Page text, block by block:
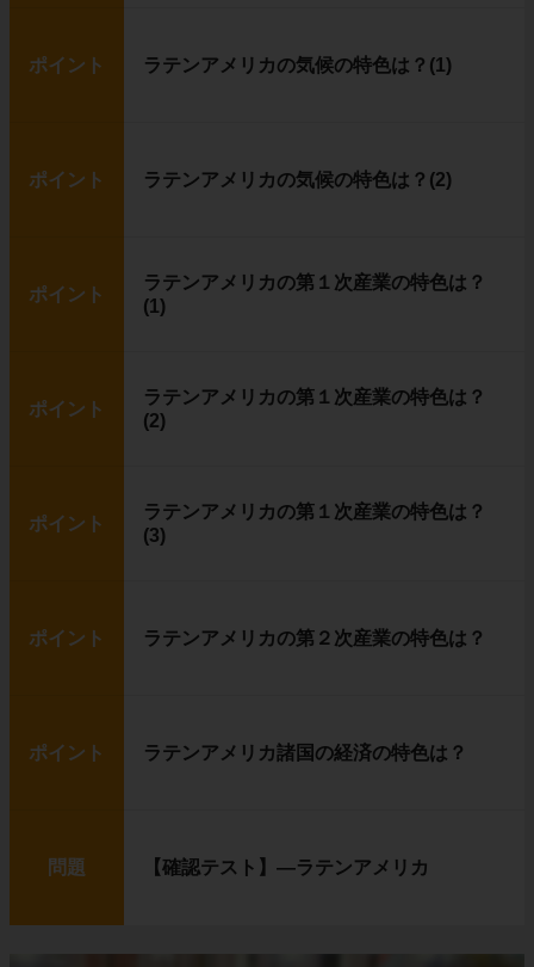
ポイント ラテンアメリカの気候の特色は？(1)
ポイント ラテンアメリカの気候の特色は？(2)
ポイント
ラテンアメリカの第１次産業の特色は？
(1)
ポイント
ラテンアメリカの第１次産業の特色は？
(2)
ポイント
ラテンアメリカの第１次産業の特色は？
(3)
ポイント ラテンアメリカの第２次産業の特色は？
ポイント ラテンアメリカ諸国の経済の特色は？
問題 【確認テスト】―ラテンアメリカ